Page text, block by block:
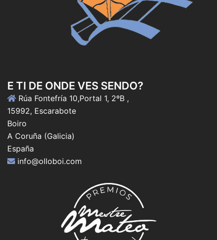
E TI DE ONDE VES SENDO?
Rúa Fontefría 10,Portal 1, 2ºB ,
15992, Escarabote
Boiro
A Coruña (Galicia)
España
info@olloboi.com